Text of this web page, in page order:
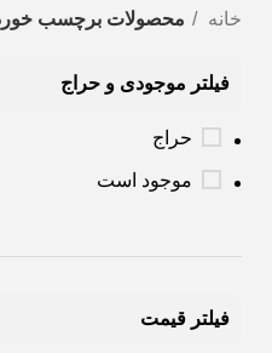
خانه محصولات برچسب
فیلتر موجودی و حراج
حراج
موجود است
فیلتر قیمت